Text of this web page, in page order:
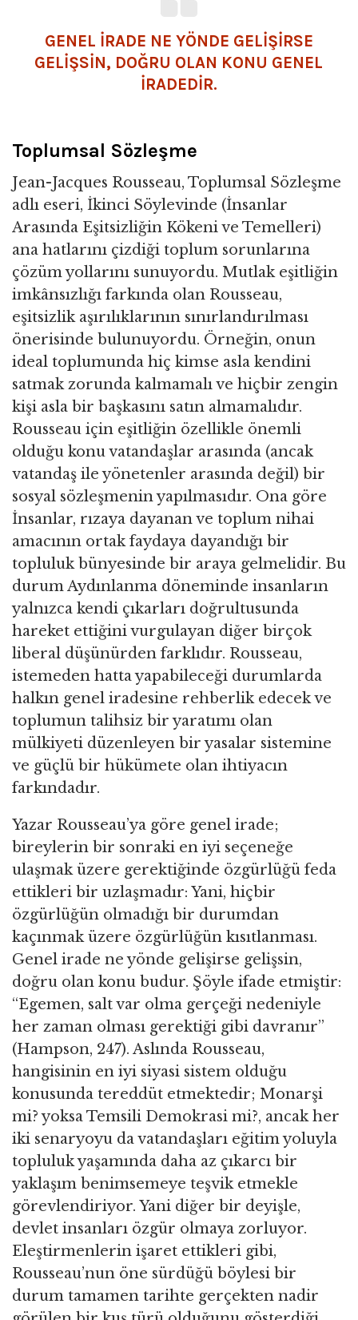
GENEL İRADE NE YÖNDE GELİŞİRSE
GELİŞSİN, DOĞRU OLAN KONU GENEL
İRADEDİR.
Toplumsal Sözleşme
Jean-Jacques Rousseau, Toplumsal Sözleşme
adlı eseri, İkinci Söylevinde (İnsanlar
Arasında Eşitsizliğin Kökeni ve Temelleri)
ana hatlarını çizdiği toplum sorunlarına
çözüm yollarını sunuyordu. Mutlak eşitliğin
imkânsızlığı farkında olan Rousseau,
eşitsizlik aşırılıklarının sınırlandırılması
önerisinde bulunuyordu. Örneğin, onun
ideal toplumunda hiç kimse asla kendini
satmak zorunda kalmamalı ve hiçbir zengin
kişi asla bir başkasını satın almamalıdır.
Rousseau için eşitliğin özellikle önemli
olduğu konu vatandaşlar arasında (ancak
vatandaş ile yönetenler arasında değil) bir
sosyal sözleşmenin yapılmasıdır. Ona göre
İnsanlar, rızaya dayanan ve toplum nihai
amacının ortak faydaya dayandığı bir
topluluk bünyesinde bir araya gelmelidir. Bu
durum Aydınlanma döneminde insanların
yalnızca kendi çıkarları doğrultusunda
hareket ettiğini vurgulayan diğer birçok
liberal düşünürden farklıdır. Rousseau,
istemeden hatta yapabileceği durumlarda
halkın genel iradesine rehberlik edecek ve
toplumun talihsiz bir yaratımı olan
mülkiyeti düzenleyen bir yasalar sistemine
ve güçlü bir hükümete olan ihtiyacın
farkındadır.
Yazar Rousseau’ya göre genel irade;
bireylerin bir sonraki en iyi seçeneğe
ulaşmak üzere gerektiğinde özgürlüğü feda
ettikleri bir uzlaşmadır: Yani, hiçbir
özgürlüğün olmadığı bir durumdan
kaçınmak üzere özgürlüğün kısıtlanması.
Genel irade ne yönde gelişirse gelişsin,
doğru olan konu budur. Şöyle ifade etmiştir:
“Egemen, salt var olma gerçeği nedeniyle
her zaman olması gerektiği gibi davranır”
(Hampson, 247). Aslında Rousseau,
hangisinin en iyi siyasi sistem olduğu
konusunda tereddüt etmektedir; Monarşi
mi? yoksa Temsili Demokrasi mi?, ancak her
iki senaryoyu da vatandaşları eğitim yoluyla
topluluk yaşamında daha az çıkarcı bir
yaklaşım benimsemeye teşvik etmekle
görevlendiriyor. Yani diğer bir deyişle,
devlet insanları özgür olmaya zorluyor.
Eleştirmenlerin işaret ettikleri gibi,
Rousseau’nun öne sürdüğü böylesi bir
durum tamamen tarihte gerçekten nadir